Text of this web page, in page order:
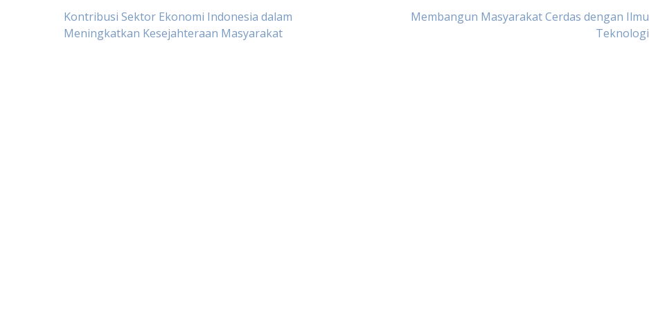
Post
Kontribusi Sektor Ekonomi Indonesia dalam
Meningkatkan Kesejahteraan Masyarakat
Membangun Masyarakat Cerdas dengan Ilmu
Teknologi